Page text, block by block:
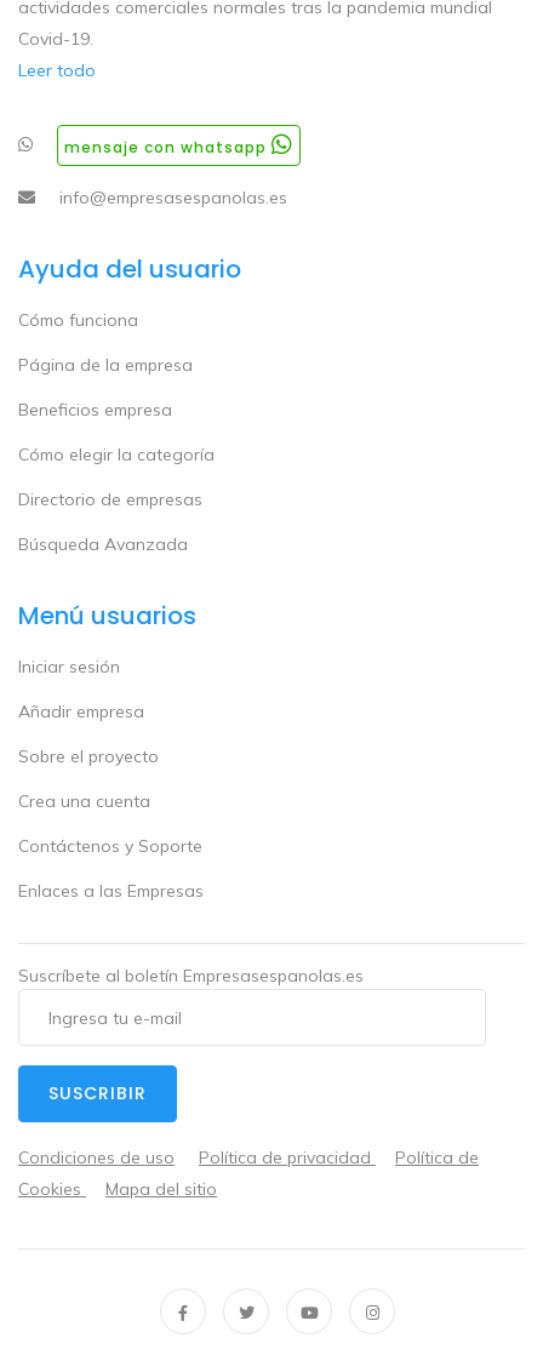
actividades comerciales normales tras la pandemia mundial
Covid-19.
Leer todo
mensaje con whatsapp
info@empresasespanolas.es
Ayuda del usuario
Cómo funciona
Página de la empresa
Beneficios empresa
Cómo elegir la categoría
Directorio de empresas
Búsqueda Avanzada
Menú usuarios
Iniciar sesión
Añadir empresa
Sobre el proyecto
Crea una cuenta
Contáctenos y Soporte
Enlaces a las Empresas
Suscríbete al boletín Empresasespanolas.es
Condiciones de uso Política de privacidad
Política de
Cookies
Mapa del sitio
SUSCRIBIR